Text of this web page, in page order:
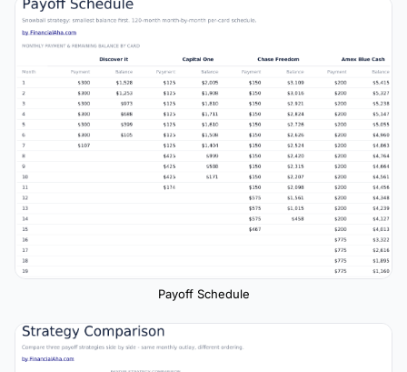
Payoff Schedule